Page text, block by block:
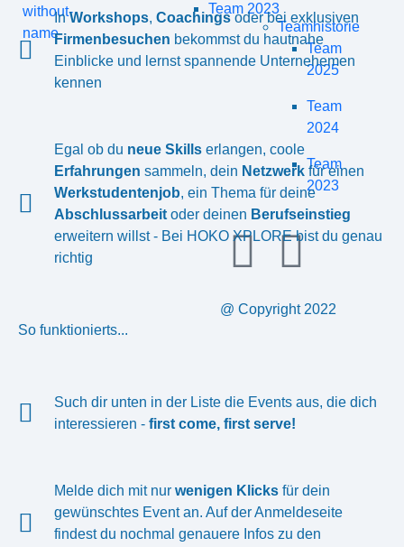
Team 2023
Teamhistorie
Team
2025
Team
2024
Team
2023
@ Copyright 2022
InWorkshops, Coachingsoder bei exklusiven
Firmenbesuchen bekommst du hautnahe
Einblicke und lernst spannende Unternehemen
kennen
Egal ob du neue Skills erlangen, coole
Erfahrungen sammeln, dein Netzwerk für einen
Werkstudentenjob, ein Thema für deine
Abschlussarbeit oder deinen Berufseinstieg
erweitern willst - Bei HOKO XPLORE bist du genau
richtig
So funktionierts...
Such dir unten in der Liste die Events aus, die dich
interessieren - first come, first serve!
Melde dich mit nur wenigen Klicks für dein
gewünschtes Event an. Auf der Anmeldeseite
findest du nochmal genauere Infos zu den